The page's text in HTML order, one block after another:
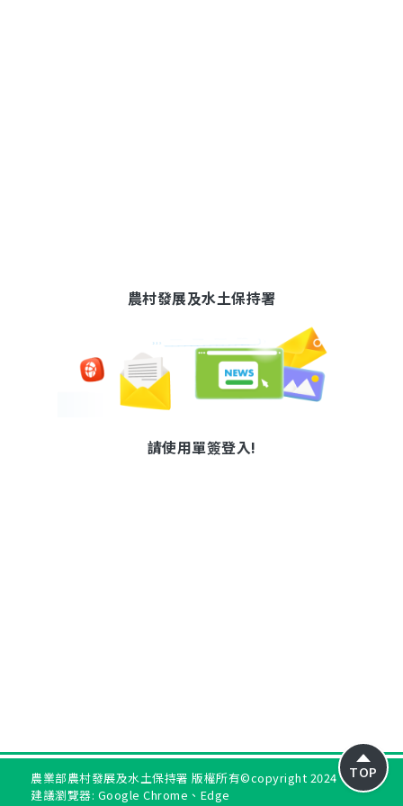
農村發展及水土保持署
請使用單簽登入!
TOP
農業部農村發展及水土保持署 版權所有©copyright 2024
建議瀏覽器: Google Chrome、Edge